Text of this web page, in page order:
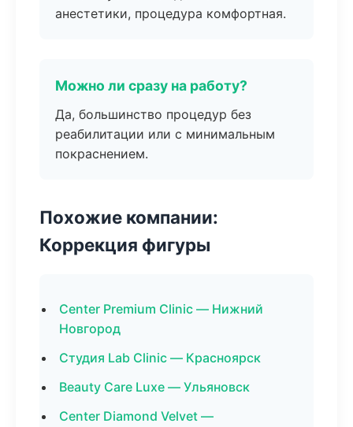
анестетики, процедура комфортная.
Можно ли сразу на работу?
Да, большинство процедур без
реабилитации или с минимальным
покраснением.
Похожие компании:
Коррекция фигуры
Center Premium Clinic — Нижний
Новгород
Студия Lab Clinic — Красноярск
Beauty Care Luxe — Ульяновск
Center Diamond Velvet —